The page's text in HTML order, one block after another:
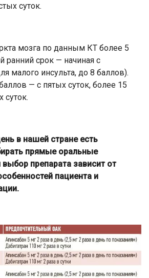
суток.
мозга по данным КТ более 5
ранний срок — начиная с
малого инсульта, до 8 баллов).
— с пятых суток, более 15
суток.
в нашей стране есть
прямые оральные
выбор препарата зависит от
пациента и